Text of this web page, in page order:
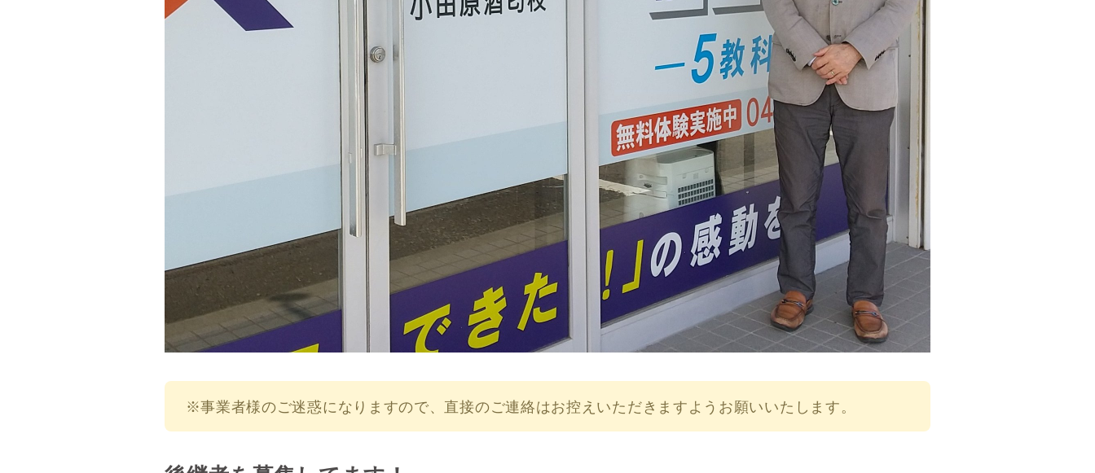
※事業者様のご迷惑になりますので、直接のご連絡はお控えいただきますようお願いいたします。